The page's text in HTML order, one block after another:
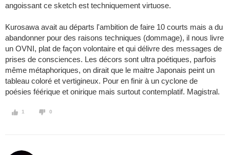
angoissant ce sketch est techniquement virtuose.
Kurosawa avait au départs l'ambition de faire 10 courts mais a du
abandonner pour des raisons techniques (dommage), il nous livre
un OVNI, plat de façon volontaire et qui délivre des messages de
prises de consciences. Les décors sont ultra poétiques, parfois
même métaphoriques, on dirait que le maitre Japonais peint un
tableau coloré et vertigineux. Pour en finir à un cyclone de
poésies féérique et onirique mais surtout contemplatif. Magistral.
1 0